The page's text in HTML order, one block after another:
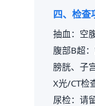
四、检查
抽血：空
腹部B超
膀胱、子
X光/CT检
尿检：请